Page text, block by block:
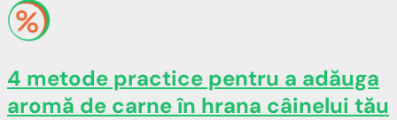
4 metode practice pentru a adăuga
aromă de carne în hrana câinelui tău